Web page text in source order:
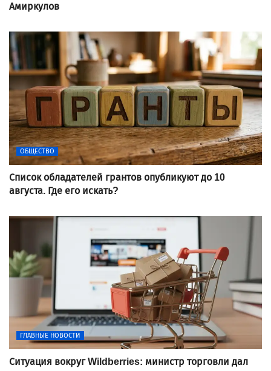
Амиркулов
ОБЩЕСТВО
Список обладателей грантов опубликуют до 10
августа. Где его искать?
ГЛАВНЫЕ НОВОСТИ
Ситуация вокруг Wildberries: министр торговли дал